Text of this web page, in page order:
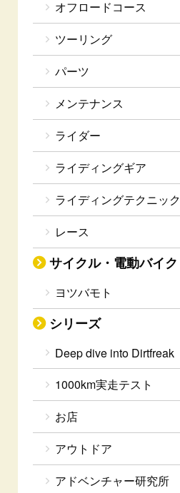
オフロードコース
ツーリング
パーツ
メンテナンス
ライダー
ライディングギア
ライディングテクニック
レース
サイクル・電動バイク
ヨツバモト
シリーズ
Deep dive into Dirtfreak
1000km実走テスト
お店
アウトドア
アドベンチャー研究所